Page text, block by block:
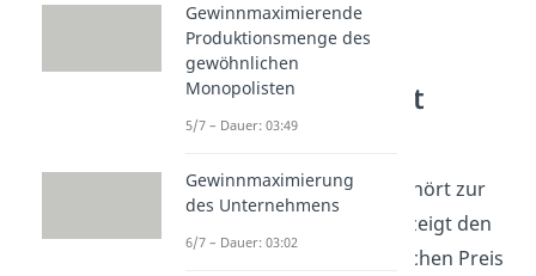
Preiselastizität
verstehen
Die Preiselastizität gehört zur
Mikroökonomie und zeigt den
Zusammenhang zwischen Preis
Gewinnmaximierende
Produktionsmenge des
gewöhnlichen
Monopolisten
5/7 – Dauer: 03:49
Gewinnmaximierung
des Unternehmens
6/7 – Dauer: 03:02